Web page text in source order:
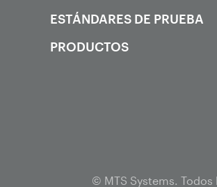
ESTÁNDARES DE PRUEBA
PRODUCTOS
© MTS Systems.